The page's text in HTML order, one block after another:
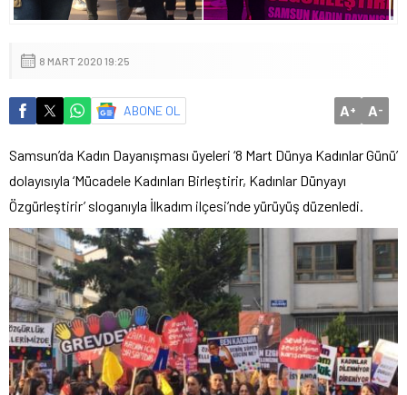
8 MART 2020 19:25
ABONE OL A+ A-
Samsun’da Kadın Dayanışması üyeleri ‘8 Mart Dünya Kadınlar Günü’
dolayısıyla ‘Mücadele Kadınları Birleştirir, Kadınlar Dünyayı
Özgürleştirir’ sloganıyla İlkadım ilçesi’nde yürüyüş düzenledi.